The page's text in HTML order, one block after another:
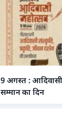
9 अगस्त :
सम्मान का दिन